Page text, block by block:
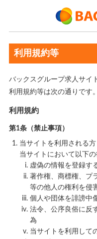
利用規約等
バックスグループ求人サイ
利用規約等は次の通りです。
利用規約
第1条（禁止事項）
当サイトを利用される
当サイトにおいて以下
虚偽の情報を登録す
著作権、商標権、プ
等の他人の権利を侵
個人や団体を誹謗中
法令、公序良俗に反
為
当サイトを利用して